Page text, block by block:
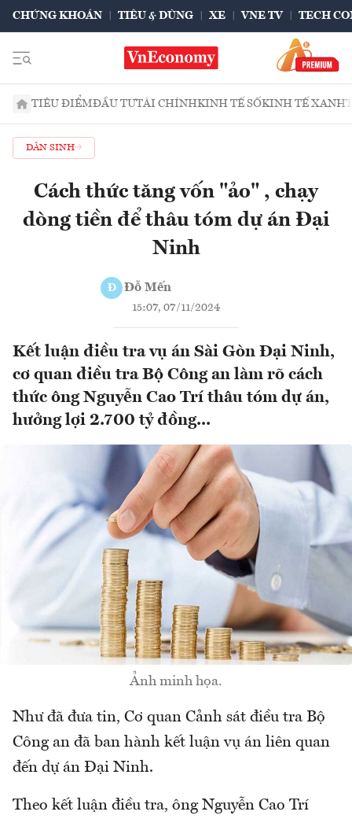
CHỨNG KHOÁN TIÊU & DÙNG XE VNE TV TECH
TIÊU ĐIỂMĐẦU TƯTÀI CHÍNHKINH TẾ SỐKINH TẾ XANH
DÂN SINH
Cách thức tăng vốn "ảo" , chạy
dòng tiền để thâu tóm dự án Đại
Ninh
Đ Đỗ Mến
15:07, 07/11/2024
Kết luận điều tra vụ án Sài Gòn Đại Ninh,
cơ quan điều tra Bộ Công an làm rõ cách
thức ông Nguyễn Cao Trí thâu tóm dự án,
hưởng lợi 2.700 tỷ đồng...
Ảnh minh họa.
Như đã đưa tin, Cơ quan Cảnh sát điều tra Bộ
Công an đã ban hành kết luận vụ án liên quan
đến dự án Đại Ninh.
Theo kết luận điều tra, ông Nguyễn Cao Trí